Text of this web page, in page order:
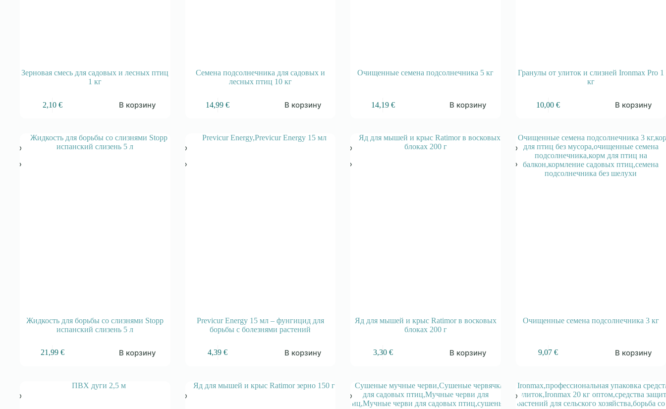
Зерновая смесь для садовых и лесных птиц
1 кг
2,10 € В корзину
Семена подсолнечника для садовых и
лесных птиц 10 кг
14,99€ В корзину
Очищенные семена подсолнечника 5 кг
14,19 € В корзину
Гранулы от улиток и слизней Ironmax Pro 1
кг
10,00€ В корзину
Жидкость для борьбы со слизнями Stopp
испанский слизень 5 л
21,99 € В корзину
Previcur Energy 15 мл – фунгицид для
борьбы с болезнями растений
4,39€ В корзину
Яд для мышей и крыс Ratimor в восковых
блоках 200 г
3,30 € В корзину
Очищенные семена подсолнечника 3 кг
9,07€ В корзину
-6%